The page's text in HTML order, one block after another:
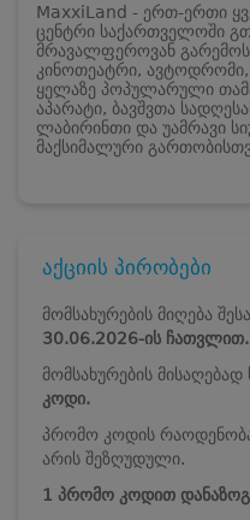
MaxxiLand - ერთ-ერთი
ცენტრი საქართველოში
მრავალფეროვან
კინოთეატრი,
ყელაზე პოპულარული
აპარატი, ბავშვთა
ლაბირინთი და უამრავი
მაქსიმალური
აქციის პირობები
მომსახურების მიღება
30.06.2026-ის ჩათვლით.
მომსახურების მისაღებად
კოდი.
პრომო კოდის
არის შეზღუდული.
1 პრომო კოდით